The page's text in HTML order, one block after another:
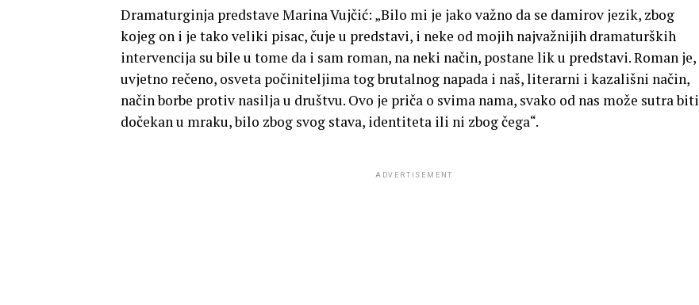
Dramaturginja predstave Marina Vujčić: „Bilo mi je jako važno da se damirov jezik, zbog
kojeg on i je tako veliki pisac, čuje u predstavi, i neke od mojih najvažnijih dramaturških
intervencija su bile u tome da i sam roman, na neki način, postane lik u predstavi. Roman je,
uvjetno rečeno, osveta počiniteljima tog brutalnog napada i naš, literarni i kazališni način,
način borbe protiv nasilja u društvu. Ovo je priča o svima nama, svako od nas može sutra biti
dočekan u mraku, bilo zbog svog stava, identiteta ili ni zbog čega“.
ADVERTISEMENT